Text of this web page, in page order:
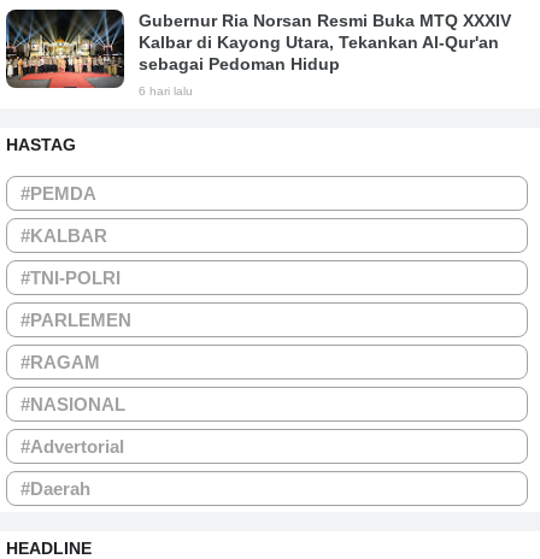
Gubernur Ria Norsan Resmi Buka MTQ XXXIV
Kalbar di Kayong Utara, Tekankan Al-Qur'an
sebagai Pedoman Hidup
6 hari lalu
HASTAG
#PEMDA
#KALBAR
#TNI-POLRI
#PARLEMEN
#RAGAM
#NASIONAL
#Advertorial
#Daerah
HEADLINE